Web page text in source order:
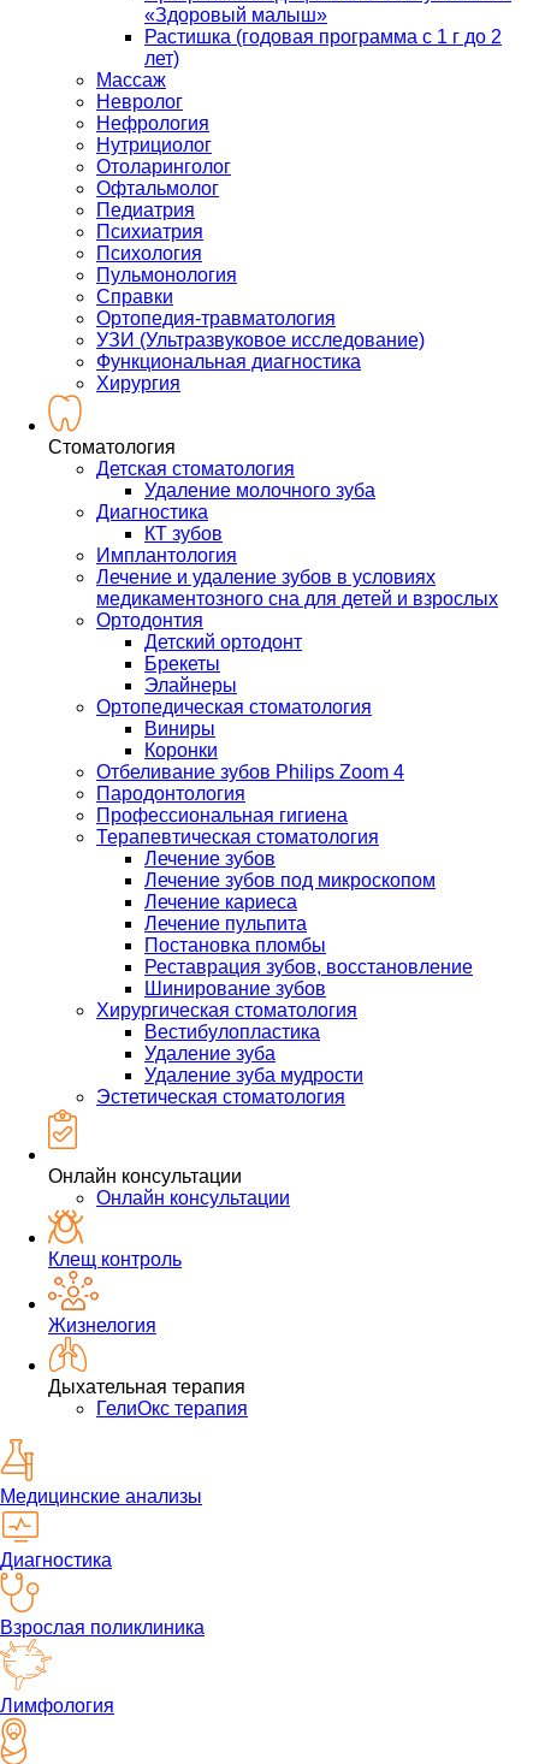
«Здоровый малыш»
Растишка (годовая программа с 1 г до 2
лет)
Массаж
Невролог
Нефрология
Нутрициолог
Отоларинголог
Офтальмолог
Педиатрия
Психиатрия
Психология
Пульмонология
Справки
Ортопедия-травматология
УЗИ (Ультразвуковое исследование)
Функциональная диагностика
Хирургия
Стоматология
Детская стоматология
Удаление молочного зуба
Диагностика
КТ зубов
Имплантология
Лечение и удаление зубов в условиях
медикаментозного сна для детей и взрослых
Ортодонтия
Детский ортодонт
Брекеты
Элайнеры
Ортопедическая стоматология
Виниры
Коронки
Отбеливание зубов Philips Zoom 4
Пародонтология
Профессиональная гигиена
Терапевтическая стоматология
Лечение зубов
Лечение зубов под микроскопом
Лечение кариеса
Лечение пульпита
Постановка пломбы
Реставрация зубов, восстановление
Шинирование зубов
Хирургическая стоматология
Вестибулопластика
Удаление зуба
Удаление зуба мудрости
Эстетическая стоматология
Онлайн консультации
Онлайн консультации
Клещ контроль
Жизнелогия
Дыхательная терапия
ГелиОкс терапия
Медицинские анализы
Диагностика
Взрослая поликлиника
Лимфология